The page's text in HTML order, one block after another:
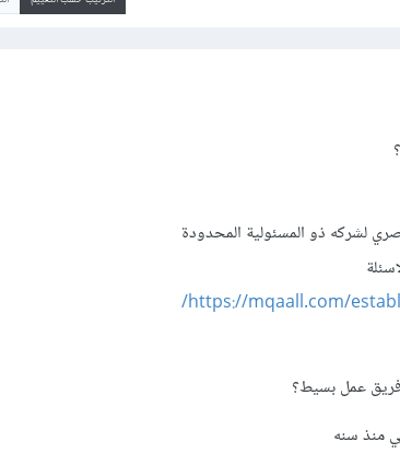
لشركه ذو المسئولية المحدودة
https://mqaall.com/
فريق عمل بسيط؟
منذ سنه